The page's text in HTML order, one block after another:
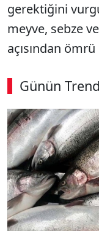
gerektiğini
meyve, sebze
açısından ömrü
Günün
00:02 / 09:15